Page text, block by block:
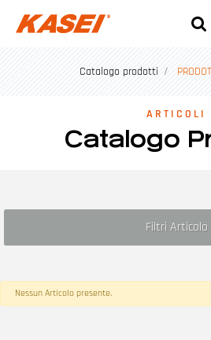
Catalogo prodotti
ARTICOLI
Catalogo
Filtri Articolo
Nessun Articolo presente.